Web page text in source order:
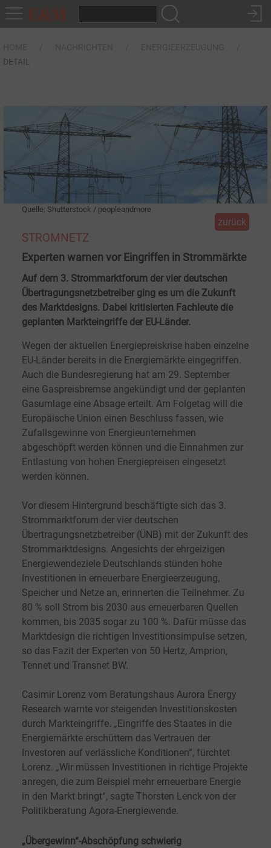
DETAIL
Quelle: Shutterstock / peopleandmore
zurück
STROMNETZ
Experten warnen vor Eingriffen in Strommärkte
Auf dem 3. Strommarktforum der vier deutschen
Übertragungsnetzbetreiber ging es um die Zukunft
des Marktdesigns. Dabei kritisierten Fachleute die
geplanten Markteingriffe der EU-Länder.
Wegen der aktuellen Energiepreiskrise haben einzelne
EU-Länder bereits in die Energiemärkte eingegriffen.
Auch die Bundesregierung hat am 29. September
eine Gaspreisbremse angekündigt und der geplanten
Gasumlage eine Absage erteilt. Am Folgetag will die
Europäische Union einen Beschluss fassen, wie
Zufallsgewinne von Energieunternehmen
abgeschöpft werden können und die Einnahmen zur
Entlastung von hohen Energiepreisen eingesetzt
werden können.
Vor diesem Hintergrund beschäftigte sich das 3.
Strommarktforum der vier deutschen
Übertragungsnetzbetreiber (ÜNB) mit der Zukunft des
Strommarktdesigns. Angesichts der ehrgeizigen
Energiewendeziele Deutschlands stünden hohe
Investitionen in erneuerbare Energieerzeugung,
Speicher und Netze an, erinnerten die Teilnehmer. Zu
80 % soll Strom bis 2030 aus erneuerbaren Quellen
kommen, bis 2035 sogar zu 100 %. Dafür müsse das
Marktdesign die richtigen Investitionsimpulse setzen,
so das Fazit der Experten von 50 Hertz, Amprion,
Tennet und Transnet BW.
Casimir Lorenz vom Beratungshaus Aurora Energy
Research warnte vor steigenden Investitionskosten
durch Markteingriffe. „Eingriffe des Staates in die
Energiemärkte erschüttern das Vertrauen der
Investoren auf verlässliche Konditionen“, fürchtet
Lorenz. „Wir müssen Investitionen in richtige Projekte
anregen, die zum Beispiel mehr erneuerbare Energie
in den Markt bringt“, sagte Thorsten Lenck von der
Politikberatung Agora-Energiewende.
„Übergewinn“-Abschöpfung schwierig